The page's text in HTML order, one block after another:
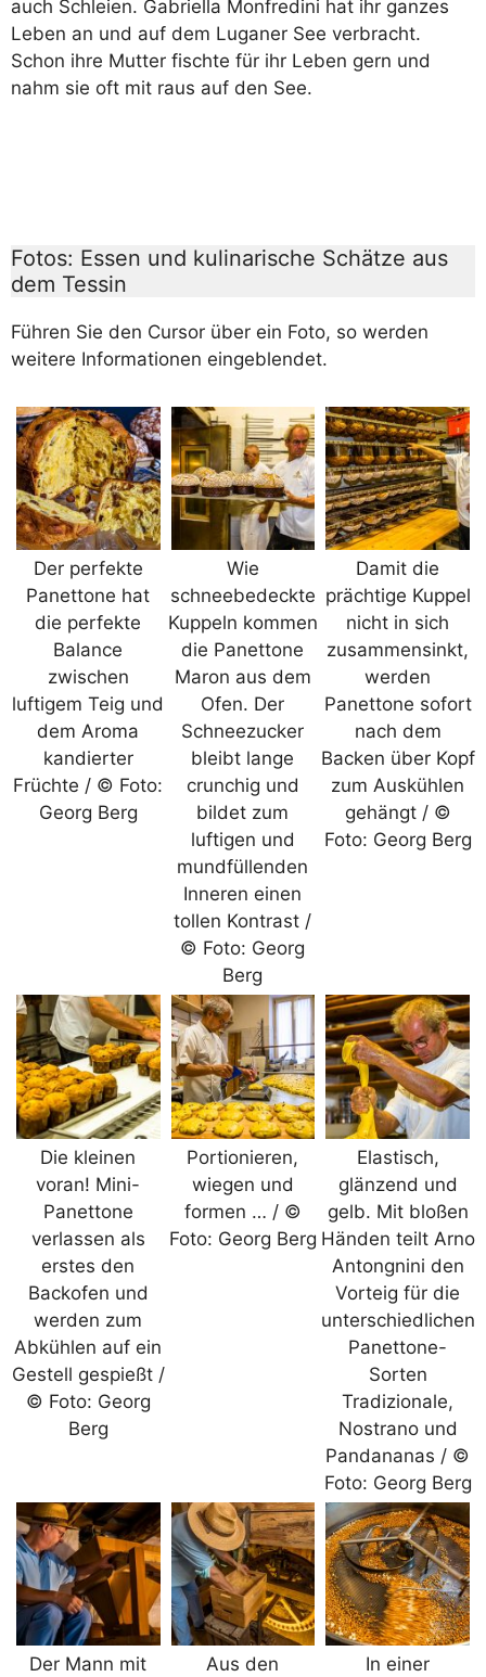
auch Schleien. Gabriella Monfredini hat ihr ganzes
Leben an und auf dem Luganer See verbracht.
Schon ihre Mutter fischte für ihr Leben gern und
nahm sie oft mit raus auf den See.
Fotos: Essen und kulinarische Schätze aus
dem Tessin
Führen Sie den Cursor über ein Foto, so werden
weitere Informationen eingeblendet.
Der perfekte
Panettone hat
die perfekte
Balance
zwischen
luftigem Teig und
dem Aroma
kandierter
Früchte / © Foto:
Georg Berg
Wie
schneebedeckte
Kuppeln kommen
die Panettone
Maron aus dem
Ofen. Der
Schneezucker
bleibt lange
crunchig und
bildet zum
luftigen und
mundfüllenden
Inneren einen
tollen Kontrast /
© Foto: Georg
Berg
Damit die
prächtige Kuppel
nicht in sich
zusammensinkt,
werden
Panettone sofort
nach dem
Backen über Kopf
zum Auskühlen
gehängt / ©
Foto: Georg Berg
Die kleinen
voran! Mini-
Panettone
verlassen als
erstes den
Backofen und
werden zum
Abkühlen auf ein
Gestell gespießt /
© Foto: Georg
Berg
Portionieren,
wiegen und
formen … / ©
Foto: Georg Berg
Elastisch,
glänzend und
gelb. Mit bloßen
Händen teilt Arno
Antongnini den
Vorteig für die
unterschiedlichen
Panettone-
Sorten
Tradizionale,
Nostrano und
Pandananas / ©
Foto: Georg Berg
Der Mann mit
Aus den
In einer